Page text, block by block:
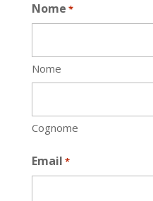
Nome *
Nome
Cognome
Email *